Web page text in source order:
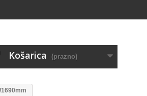
Košarica (prazno)